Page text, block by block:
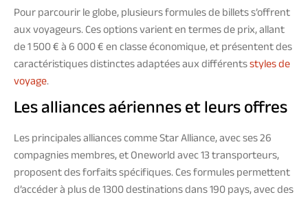
Pour parcourir le globe, plusieurs formules de billets s’offrent
aux voyageurs. Ces options varient en termes de prix, allant
de 1 500 € à 6 000 € en classe économique, et présentent des
caractéristiques distinctes adaptées aux différentsstyles de
voyage.
Les alliances aériennes et leurs offres
Les principales alliances comme Star Alliance, avec ses 26
compagnies membres, et Oneworld avec 13 transporteurs,
proposent des forfaits spécifiques. Ces formules permettent
d’accéder à plus de 1300 destinations dans 190 pays, avec des